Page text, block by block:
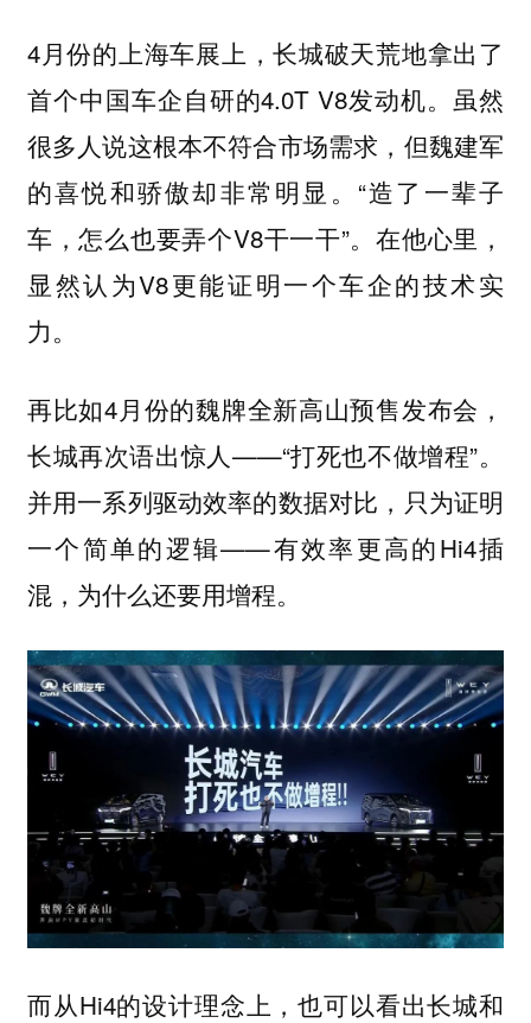
4月份的上海车展上，长城破天荒地拿出了
首个中国车企自研的4.0T V8发动机。虽然
很多人说这根本不符合市场需求，但魏建军
的喜悦和骄傲却非常明显。“造了一辈子
车，怎么也要弄个V8干一干”。在他心里，
显然认为V8更能证明一个车企的技术实
力。
再比如4月份的魏牌全新高山预售发布会，
长城再次语出惊人——“打死也不做增程”。
并用一系列驱动效率的数据对比，只为证明
一个简单的逻辑——有效率更高的Hi4插
混，为什么还要用增程。
而从Hi4的设计理念上，也可以看出长城和